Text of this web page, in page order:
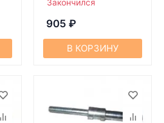
Закончился
905 ₽
В КОРЗИНУ